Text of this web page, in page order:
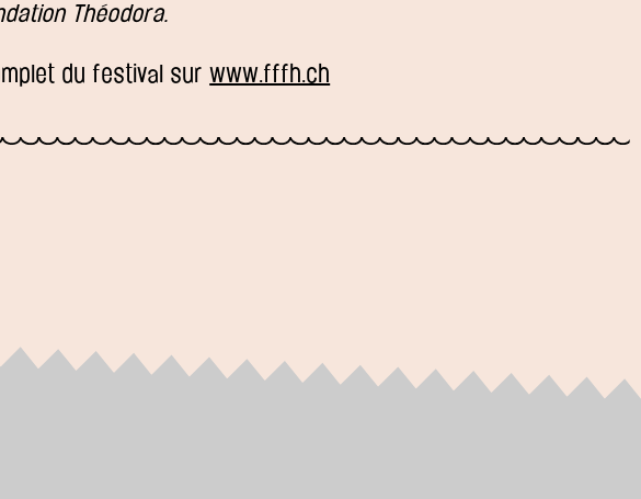
Théodora.
du festival surwww.fffh.ch